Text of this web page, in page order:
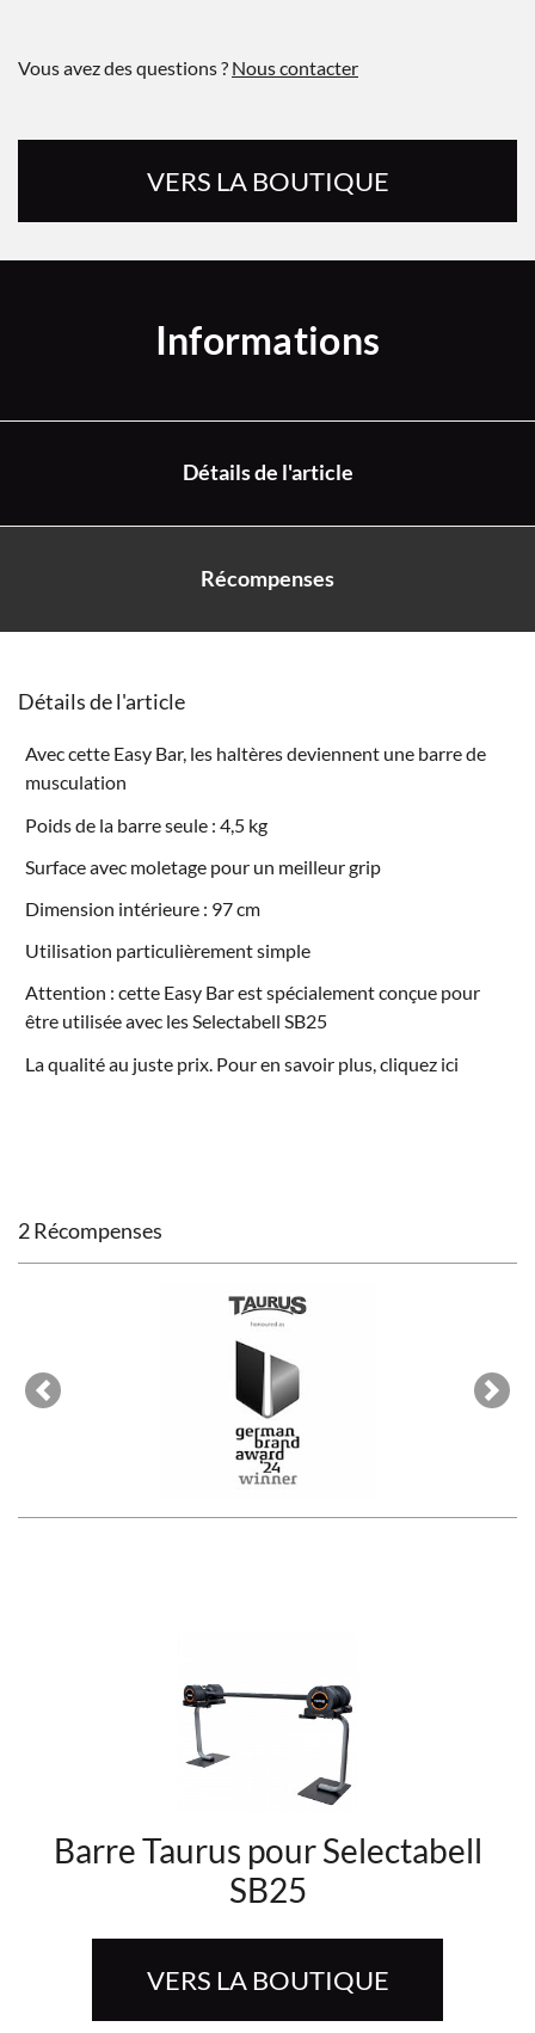
Vous avez des questions ? Nous contacter
VERS LA BOUTIQUE
Informations
Détails de l'article
Récompenses
Détails de l'article
Avec cette Easy Bar, les haltères deviennent une barre de
musculation
Poids de la barre seule : 4,5 kg
Surface avec moletage pour un meilleur grip
Dimension intérieure : 97 cm
Utilisation particulièrement simple
Attention : cette Easy Bar est spécialement conçue pour
être utilisée avec lesSelectabell SB25
La qualité au juste prix. Pour en savoir plus, cliquez ici
2 Récompenses
Previous Next
Barre Taurus pour Selectabell
SB25
VERS LA BOUTIQUE